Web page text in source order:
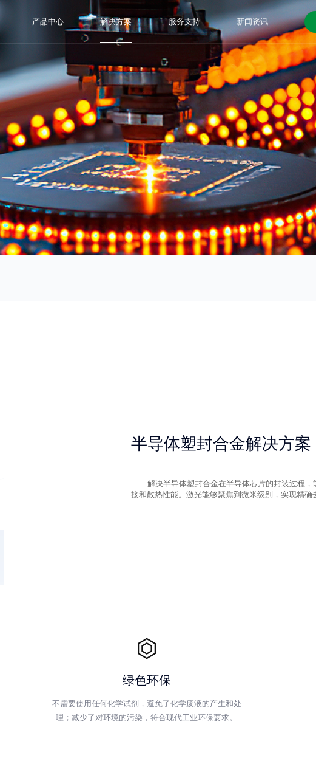
产品中心 解决方案 服务支持 新闻资讯
半导体塑封合金解决方案
解决半导体塑封合金在半导体芯片的封装过程
接和散热性能。激光能够聚焦到微米级别，实现精确
绿色环保
不需要使用任何化学试剂，避免了化学废液的产生和处
理；减少了对环境的污染，符合现代工业环保要求。